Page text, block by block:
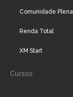
Comunidade Plena
Renda Total
XM Start
Cursos